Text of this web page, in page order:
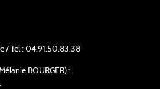
/ Tel : 04.91.50.83.38
BOURGER) :